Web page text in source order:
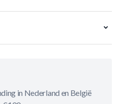
in Nederland en België